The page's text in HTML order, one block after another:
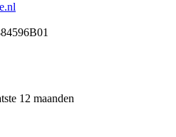
12 maanden